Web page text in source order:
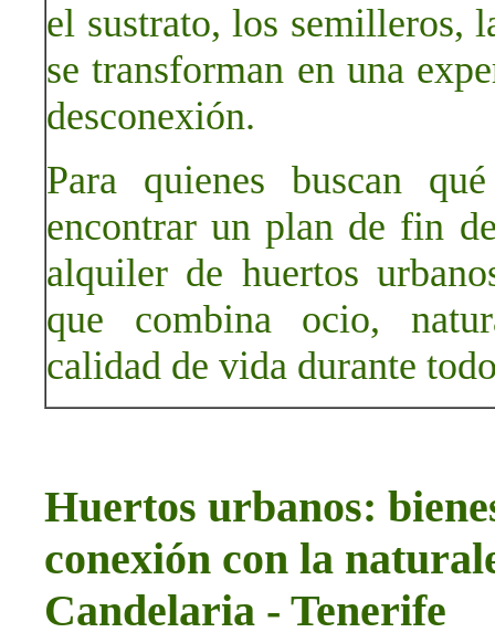
el sustrato, los semilleros,
se transforman en una
desconexión.
Para quienes buscan
encontrar un plan de fin
alquiler de huertos
que combina ocio,
calidad de vida durante
Huertos urbanos:
conexión con la
Candelaria - Tenerife